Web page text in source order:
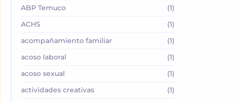
ABP Temuco
(1)
ACHS
(1)
acompañamiento familiar
(1)
acoso laboral
(1)
acoso sexual
(1)
actividades creativas
(1)